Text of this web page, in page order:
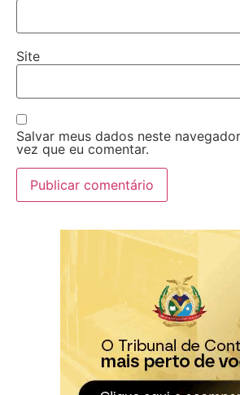
Site
Salvar meus dados neste
vez que eu comentar.